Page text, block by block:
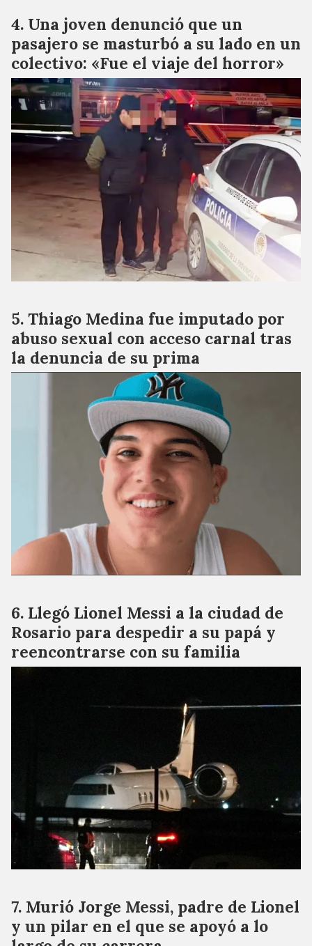
Una joven denunció que un
pasajero se masturbó a su lado en un
colectivo: «Fue el viaje del horror»
Thiago Medina fue imputado por
abuso sexual con acceso carnal tras
la denuncia de su prima
Llegó Lionel Messi a la ciudad de
Rosario para despedir a su papá y
reencontrarse con su familia
Murió Jorge Messi, padre de Lionel
y un pilar en el que se apoyó a lo